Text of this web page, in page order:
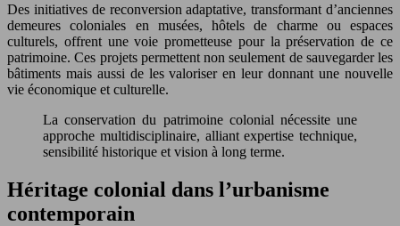
Des initiatives de reconversion adaptative, transformant d’anciennes
demeures coloniales en musées, hôtels de charme ou espaces
culturels, offrent une voie prometteuse pour la préservation de ce
patrimoine. Ces projets permettent non seulement de sauvegarder les
bâtiments mais aussi de les valoriser en leur donnant une nouvelle
vie économique et culturelle.
La conservation du patrimoine colonial nécessite une
approche multidisciplinaire, alliant expertise technique,
sensibilité historique et vision à long terme.
Héritage colonial dans l’urbanisme
contemporain